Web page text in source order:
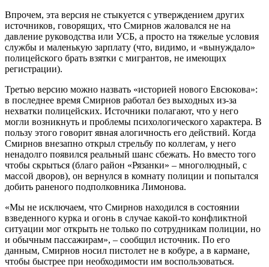
Впрочем, эта версия не стыкуется с утверждением других
источников, говорящих, что Смирнов жаловался не на
давление руководства или УСБ, а просто на тяжелые условия
службы и маленькую зарплату (что, видимо, и «вынуждало»
полицейского брать взятки с мигрантов, не имеющих
регистрации).
Третью версию можно назвать «историей нового Евсюкова»:
в последнее время Смирнов работал без выходных из-за
нехватки полицейских. Источники полагают, что у него
могли возникнуть и проблемы психологического характера. В
пользу этого говорит явная алогичность его действий. Когда
Смирнов внезапно открыл стрельбу по коллегам, у него
ненадолго появился реальный шанс сбежать. Но вместо того
чтобы скрыться (благо район «Рязанки» – многолюдный, с
массой дворов), он вернулся в комнату полиции и попытался
добить раненого подполковника Лимонова.
«Мы не исключаем, что Смирнов находился в состоянии
взведенного курка и огонь в случае какой-то конфликтной
ситуации мог открыть не только по сотрудникам полиции, но
и обычным пассажирам», – сообщил источник. По его
данным, Смирнов носил пистолет не в кобуре, а в кармане,
чтобы быстрее при необходимости им воспользоваться.